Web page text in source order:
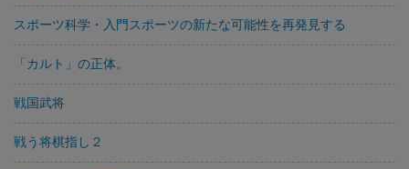
スポーツ科学・入門スポーツの新たな可能性を再発見する
「カルト」の正体。
戦国武将
戦う将棋指し２